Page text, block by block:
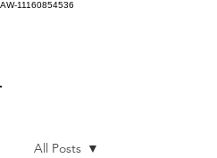
AW-11160854536
All Posts